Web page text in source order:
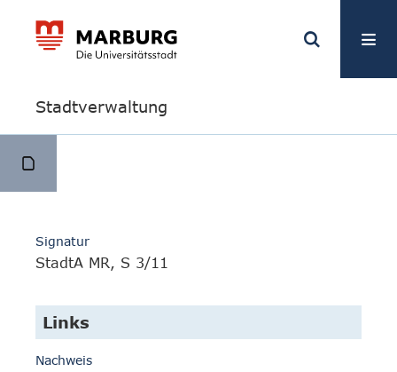
Stadtverwaltung
Signatur
StadtA MR, S 3/11
Links
Nachweis